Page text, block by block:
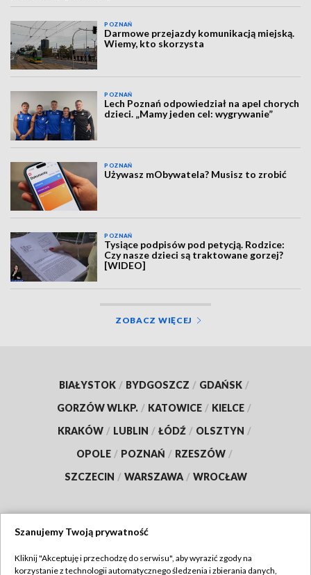
POZNAŃ
Darmowe przejazdy komunikacją miejską.
Wiemy, kto skorzysta
POZNAŃ
Lech Poznań odpowiedział na apel chorych
dzieci. „Mamy jeden cel: wygrywanie”
POZNAŃ
Używasz mObywatela? Musisz to zrobić
POZNAŃ
Tysiące podpisów pod petycją. Rodzice:
Czy nasze dzieci są traktowane gorzej?
[WIDEO]
ZOBACZ WIĘCEJ
BIAŁYSTOK / BYDGOSZCZ / GDAŃSK /
GORZÓW WLKP. / KATOWICE / KIELCE /
KRAKÓW / LUBLIN / ŁÓDŹ / OLSZTYN /
OPOLE / POZNAŃ / RZESZÓW /
SZCZECIN / WARSZAWA / WROCŁAW
Szanujemy Twoją prywatność
Kliknij "Akceptuję i przechodzę do serwisu", aby wyrazić zgody na
korzystanie z technologii automatycznego śledzenia i zbierania danych,